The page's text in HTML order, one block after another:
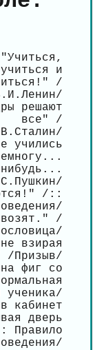
"Учиться,
учиться и
/
решают
все" /
учились
/::
возят." /
взирая
/Призыв/
фиг со
ученика/
кабинет
дверь
Правило